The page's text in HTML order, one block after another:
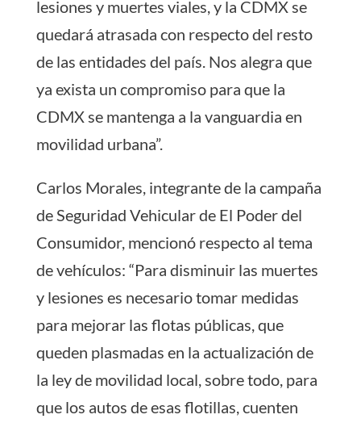
lesiones y muertes viales, y la CDMX se
quedará atrasada con respecto del resto
de las entidades del país. Nos alegra que
ya exista un compromiso para que la
CDMX se mantenga a la vanguardia en
movilidad urbana”.
Carlos Morales, integrante de la campaña
de Seguridad Vehicular de El Poder del
Consumidor, mencionó respecto al tema
de vehículos: “Para disminuir las muertes
y lesiones es necesario tomar medidas
para mejorar las flotas públicas, que
queden plasmadas en la actualización de
la ley de movilidad local, sobre todo, para
que los autos de esas flotillas, cuenten